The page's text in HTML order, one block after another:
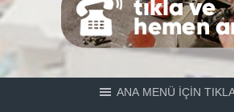
ANA MENÜ İÇİN